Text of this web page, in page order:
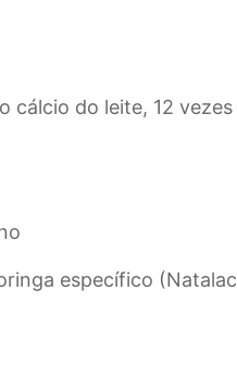
do leite, 12
específico